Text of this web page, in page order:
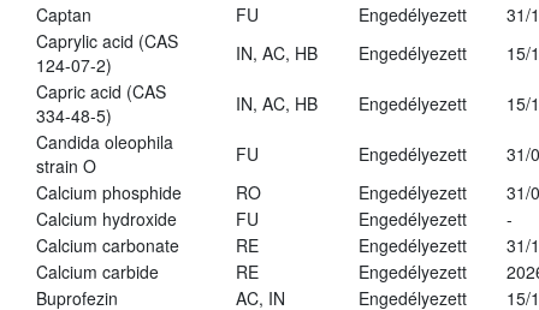
Captan
FU Engedélyezett
31/
Caprylic acid (CAS
124-07-2)
IN, AC, HB Engedélyezett
15/
Capric acid (CAS
334-48-5)
IN, AC, HB Engedélyezett
15/
Candida oleophila
strain O
FU Engedélyezett
31/
Calcium phosphide
RO Engedélyezett
31/
Calcium hydroxide
FU Engedélyezett
-
Calcium carbonate
RE Engedélyezett
31/
Calcium carbide
RE Engedélyezett
Buprofezin
AC, IN Engedélyezett
15/